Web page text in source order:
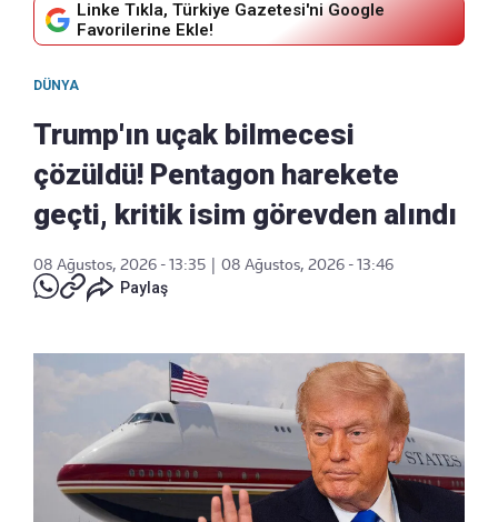
Linke Tıkla, Türkiye Gazetesi'ni Google
Favorilerine Ekle!
DÜNYA
Trump'ın uçak bilmecesi
çözüldü! Pentagon harekete
geçti, kritik isim görevden alındı
08 Ağustos, 2026 - 13:35
08 Ağustos, 2026 - 13:46
Paylaş